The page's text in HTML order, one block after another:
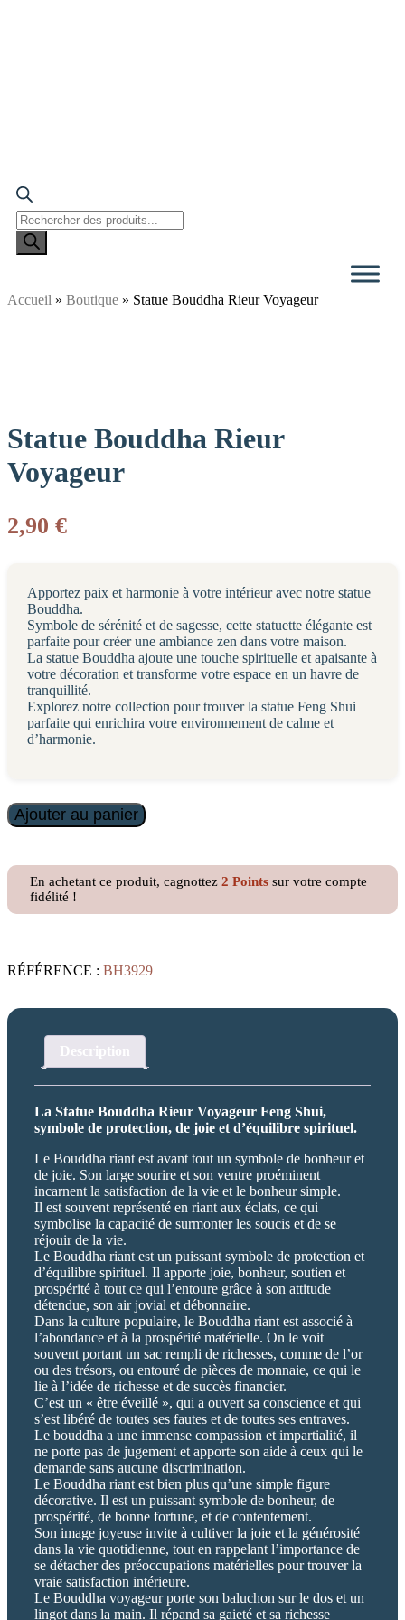
Recherche
de
Accueil » Boutique » Statue Bouddha Rieur Voyageur
Statue Bouddha Rieur
Voyageur
2,90 €
Apportez paix et harmonie à votre intérieur avec notre statue
Bouddha.
Symbole de sérénité et de sagesse, cette statuette élégante est
parfaite pour créer une ambiance zen dans votre maison.
La statue Bouddha ajoute une touche spirituelle et apaisante à
votre décoration et transforme votre espace en un havre de
tranquillité.
Explorez notre collection pour trouver la statue Feng Shui
parfaite qui enrichira votre environnement de calme et
d’harmonie.
quantité
de
Rieur
Voyageur
Ajouter au panier
En achetant ce produit, cagnottez 2 Points sur votre compte
fidélité !
RÉFÉRENCE : BH3929
Description
La Statue Bouddha Rieur Voyageur Feng Shui,
symbole de protection, de joie et d’équilibre spirituel.
Le Bouddha riant est avant tout un symbole de bonheur et
de joie. Son large sourire et son ventre proéminent
incarnent la satisfaction de la vie et le bonheur simple.
Il est souvent représenté en riant aux éclats, ce qui
symbolise la capacité de surmonter les soucis et de se
réjouir de la vie.
Le Bouddha riant est un puissant symbole de protection et
d’équilibre spirituel. Il apporte joie, bonheur, soutien et
prospérité à tout ce qui l’entoure grâce à son attitude
détendue, son air jovial et débonnaire.
Dans la culture populaire, le Bouddha riant est associé à
l’abondance et à la prospérité matérielle. On le voit
souvent portant un sac rempli de richesses, comme de l’or
ou des trésors, ou entouré de pièces de monnaie, ce qui le
lie à l’idée de richesse et de succès financier.
C’est un « être éveillé », qui a ouvert sa conscience et qui
s’est libéré de toutes ses fautes et de toutes ses entraves.
Le bouddha a une immense compassion et impartialité, il
ne porte pas de jugement et apporte son aide à ceux qui le
demande sans aucune discrimination.
Le Bouddha riant est bien plus qu’une simple figure
décorative. Il est un puissant symbole de bonheur, de
prospérité, de bonne fortune, et de contentement.
Son image joyeuse invite à cultiver la joie et la générosité
dans la vie quotidienne, tout en rappelant l’importance de
se détacher des préoccupations matérielles pour trouver la
vraie satisfaction intérieure.
Le Bouddha voyageur porte son baluchon sur le dos et un
lingot dans la main. Il répand sa gaieté et sa richesse